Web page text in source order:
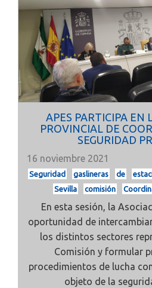
APES PARTICIPA EN
PROVINCIAL DE
SEGURIDAD
16 noviembre 2021
Seguridad gaslineras de
Sevilla
comisión
En esta sesión, la
oportunidad de
los distintos sectores
Comisión y formular
procedimientos de lucha
objeto de la